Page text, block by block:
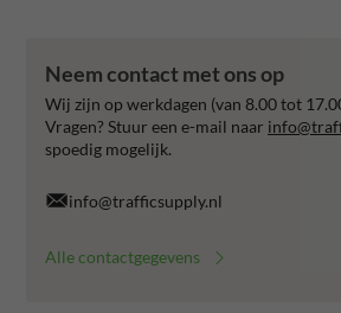
Neem contact met ons op
Wij zijn op werkdagen (van 8.00 tot
Vragen? Stuur een e-mail naar
spoedig mogelijk.
info@trafficsupply.nl
Alle contactgegevens